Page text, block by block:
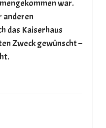
war.
anderen
das Kaiserhaus
Zweck gewünscht –